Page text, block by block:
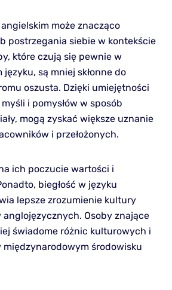
może znacząco
postrzegania siebie w kontekście
które czują się pewnie w
są mniej skłonne do
oszusta. Dzięki umiejętności
i pomysłów w sposób
mogą zyskać większe uznanie
i przełożonych.
ich poczucie wartości i
biegłość w języku
lepsze zrozumienie kultury
anglojęzycznych. Osoby znające
świadome różnic kulturowych i
międzynarodowym środowisku